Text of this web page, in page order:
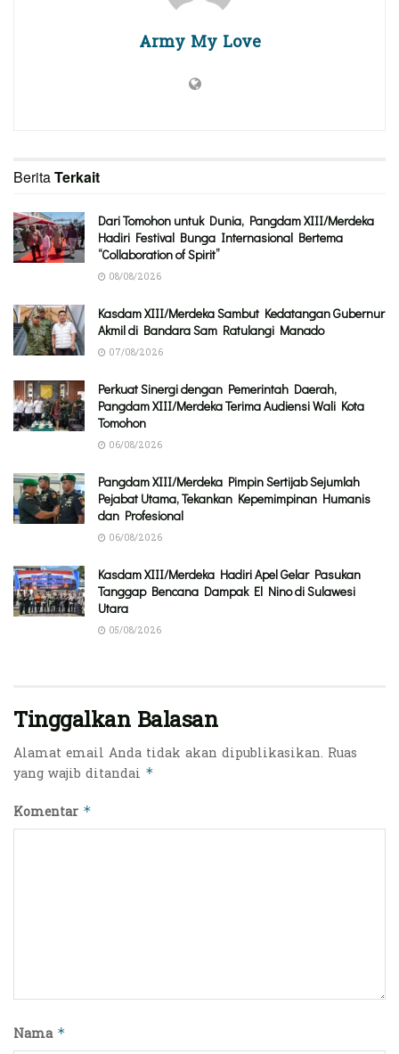
Army My Love
BeritaTerkait
Dari Tomohon untuk Dunia, Pangdam XIII/Merdeka
Hadiri Festival Bunga Internasional Bertema
“Collaboration of Spirit”
08/08/2026
Kasdam XIII/Merdeka Sambut Kedatangan Gubernur
Akmil di Bandara Sam Ratulangi Manado
07/08/2026
Perkuat Sinergi dengan Pemerintah Daerah,
Pangdam XIII/Merdeka Terima Audiensi Wali Kota
Tomohon
06/08/2026
Pangdam XIII/Merdeka Pimpin Sertijab Sejumlah
Pejabat Utama, Tekankan Kepemimpinan Humanis
dan Profesional
06/08/2026
Kasdam XIII/Merdeka Hadiri Apel Gelar Pasukan
Tanggap Bencana Dampak El Nino di Sulawesi
Utara
05/08/2026
Tinggalkan Balasan
Alamat email Anda tidak akan dipublikasikan. Ruas
yang wajib ditandai *
Komentar *
Nama *